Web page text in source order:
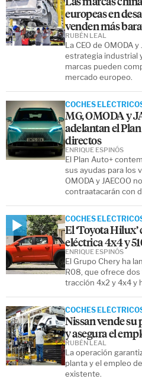
europeas en
venden más
La CEO de OMODA
estrategia industrial
marcas pueden
mercado europeo.
RUBÉN LEAL
COCHES
MG, OMODA y
adelantan el
directos
El Plan Auto+
sus ayudas para los
OMODA y JAECOO
contraatacarán con
ENRIQUE ESPINÓS
COCHES
El ‘Toyota
eléctrica 4x4 y
El Grupo Chery ha
R08, que ofrece
tracción 4x2 y 4x4 y
ENRIQUE ESPINÓS
COCHES
Nissan vende su
y asegura el
La operación
planta y el empleo
existente.
RUBÉN LEAL